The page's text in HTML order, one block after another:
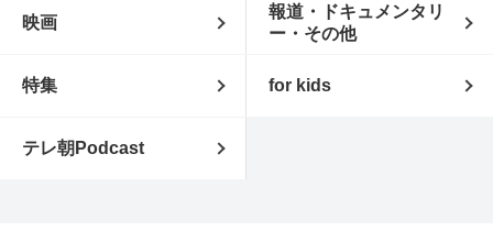
映画
報道・ドキュメンタリ
ー・その他
特集 for kids
テレ朝Podcast